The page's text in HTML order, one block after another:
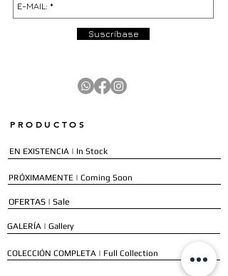
Suscríbase
PRODUCTOS
EN EXISTENCIA | In Stock
PRÓXIMAMENTE | Coming Soon
OFERTAS | Sale
GALERÍA | Gallery
COLECCIÓN COMPLETA | Full Collection